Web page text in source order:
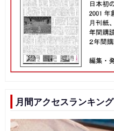
月間アクセスランキング